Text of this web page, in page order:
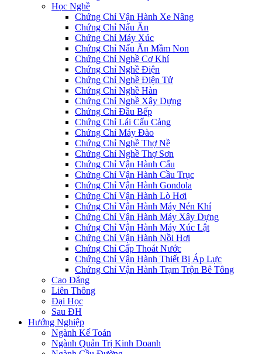
Học Nghề
Chứng Chỉ Vận Hành Xe Nâng
Chứng Chỉ Nấu Ăn
Chứng Chỉ Máy Xúc
Chứng Chỉ Nấu Ăn Mầm Non
Chứng Chỉ Nghề Cơ Khí
Chứng Chỉ Nghề Điện
Chứng Chỉ Nghề Điện Tử
Chứng Chỉ Nghề Hàn
Chứng Chỉ Nghề Xây Dựng
Chứng Chỉ Đầu Bếp
Chứng Chỉ Lái Cẩu Cảng
Chứng Chỉ Máy Đào
Chứng Chỉ Nghề Thợ Nề
Chứng Chỉ Nghề Thợ Sơn
Chứng Chỉ Vận Hành Cẩu
Chứng Chỉ Vận Hành Cầu Trục
Chứng Chỉ Vận Hành Gondola
Chứng Chỉ Vận Hành Lò Hơi
Chứng Chỉ Vận Hành Máy Nén Khí
Chứng Chỉ Vận Hành Máy Xây Dựng
Chứng Chỉ Vận Hành Máy Xúc Lật
Chứng Chỉ Vận Hành Nồi Hơi
Chứng Chỉ Cấp Thoát Nước
Chứng Chỉ Vận Hành Thiết Bị Áp Lực
Chứng Chỉ Vận Hành Trạm Trộn Bê Tông
Cao Đẳng
Liên Thông
Đại Học
Sau ĐH
Hướng Nghiệp
Ngành Kế Toán
Ngành Quản Trị Kinh Doanh